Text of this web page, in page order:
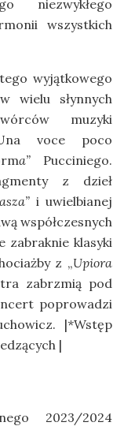
niezwykłego
wszystkich
wyjątkowego
wielu słynnych
muzyki
voce poco
a” Pucciniego.
z dzieł
i uwielbianej
współczesnych
zabraknie klasyki
z „Upiora
zabrzmią pod
poprowadzi
|*Wstęp
|
2023/2024